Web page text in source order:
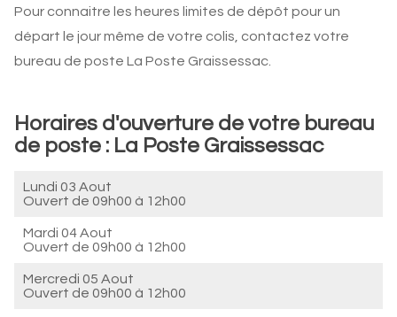
Pour connaitre les heures limites de dépôt pour un
départ le jour même de votre colis, contactez votre
bureau de poste La Poste Graissessac.
Horaires d'ouverture de votre bureau
de poste : La Poste Graissessac
Lundi 03 Aout
Ouvert de 09h00 à 12h00
Mardi 04 Aout
Ouvert de 09h00 à 12h00
Mercredi 05 Aout
Ouvert de 09h00 à 12h00